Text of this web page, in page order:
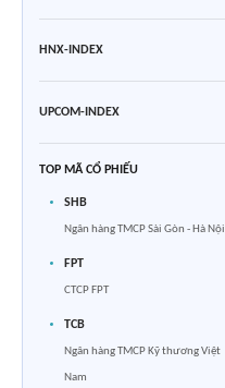
HNX-INDEX
UPCOM-INDEX
TOP MÃ CỔ PHIẾU
SHB
Ngân hàng TMCP Sài Gòn - Hà Nội
FPT
CTCP FPT
TCB
Ngân hàng TMCP Kỹ thương Việt
Nam